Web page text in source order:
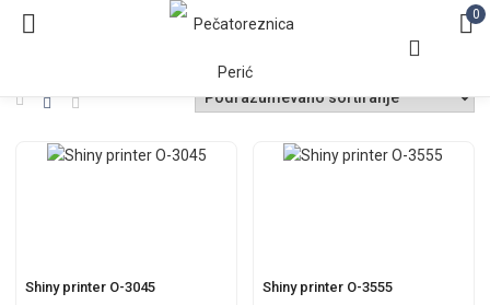
0
Shiny printer O-3045 Shiny printer O-3555